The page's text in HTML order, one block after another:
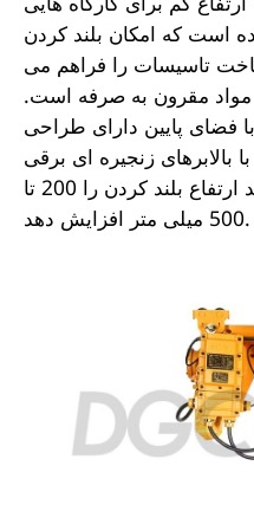
است که امکان بلند کردن
تاسیسات را فراهم می
مواد مقرون به صرفه است.
فضای پایین دارای طراحی
بالابرهای زنجیره ای برقی
ضد انفجار استاندارد، می تواند ارتفاع بلند کردن را 200 تا
500 میلی متر افزایش دهد.